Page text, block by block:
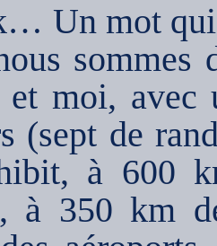
Un mot
moi, avec
(sept de
à 600
à 350 km